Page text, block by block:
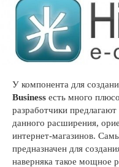
У компонента для
Business есть много
разработчики
данного расширения,
интернет-магазинов.
предназначен для
наверняка такое мощное